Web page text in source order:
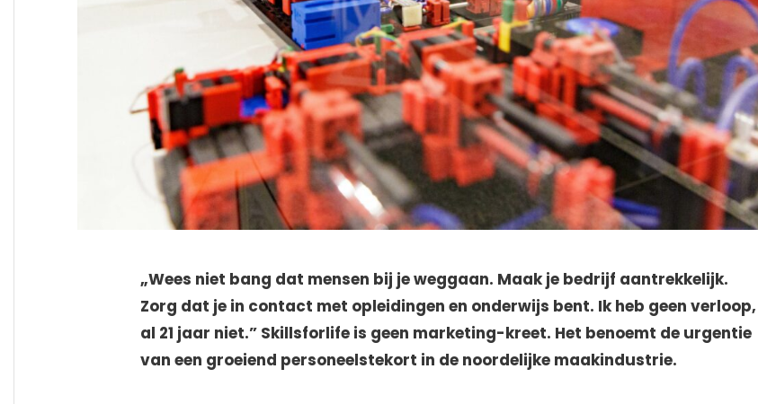
„Wees niet bang dat mensen bij je weggaan. Maak je bedrijf aantrekkelijk.
Zorg dat je in contact met opleidingen en onderwijs bent. Ik heb geen verloop,
al 21 jaar niet.” Skillsforlife is geen marketing-kreet. Het benoemt de urgentie
van een groeiend personeelstekort in de noordelijke maakindustrie.